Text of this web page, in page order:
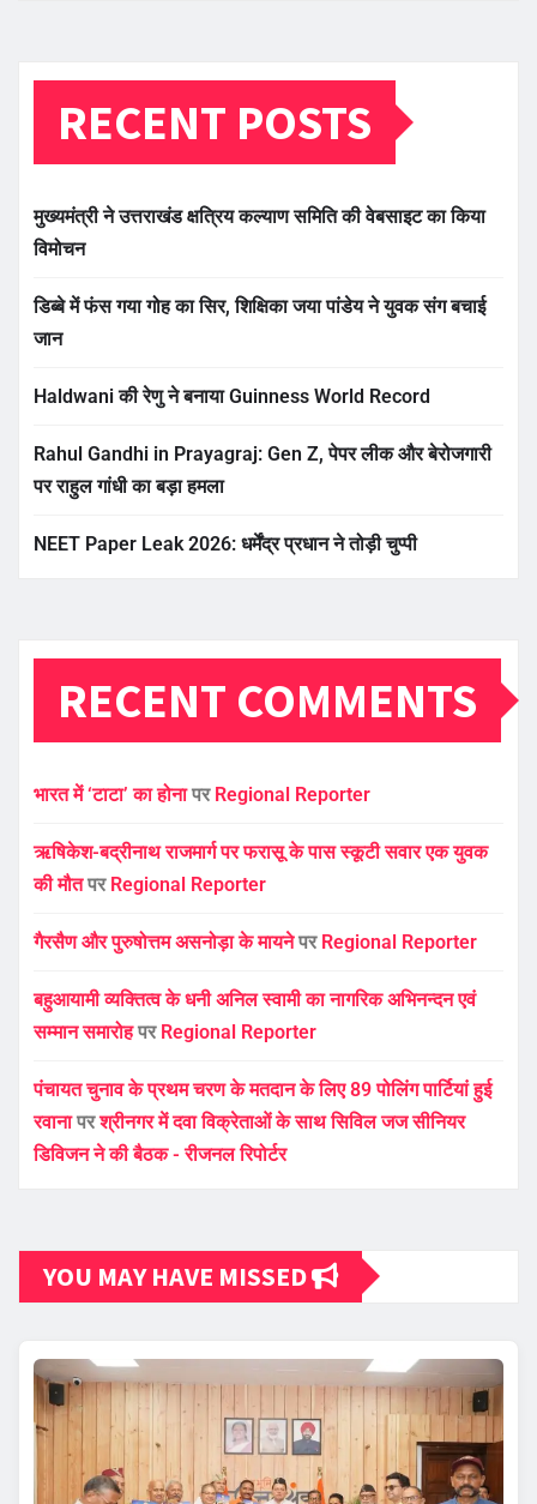
RECENT POSTS
मुख्यमंत्री ने उत्तराखंड क्षत्रिय कल्याण समिति की वेबसाइट का किया
विमोचन
डिब्बे में फंस गया गोह का सिर, शिक्षिका जया पांडेय ने युवक संग बचाई
जान
Haldwani की रेणु ने बनाया Guinness World Record
Rahul Gandhi in Prayagraj: Gen Z, पेपर लीक और बेरोजगारी
पर राहुल गांधी का बड़ा हमला
NEET Paper Leak 2026: धर्मेंद्र प्रधान ने तोड़ी चुप्पी
RECENT COMMENTS
भारत में ‘टाटा’ का होनापर Regional Reporter
ऋषिकेश-बद्रीनाथ राजमार्ग पर फरासू के पास स्कूटी सवार एक युवक
की मौतपर Regional Reporter
गैरसैण और पुरुषोत्तम असनोड़ा के मायनेपर Regional Reporter
बहुआयामी व्यक्तित्व के धनी अनिल स्वामी का नागरिक अभिनन्दन एवं
सम्मान समारोहपर Regional Reporter
पंचायत चुनाव के प्रथम चरण के मतदान के लिए 89 पोलिंग पार्टियां हुई
रवानापरश्रीनगर में दवा विक्रेताओं के साथ सिविल जज सीनियर
डिविजन ने की बैठक - रीजनल रिपोर्टर
YOU MAY HAVE MISSED